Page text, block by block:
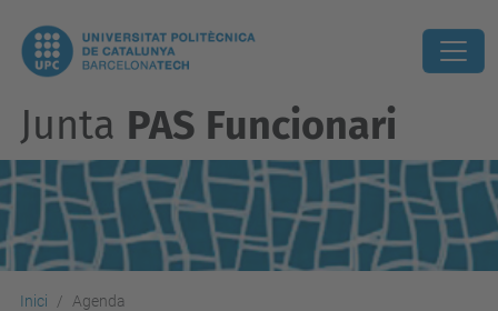
Junta PAS Funcionari
Inici Agenda